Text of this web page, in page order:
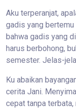
Aku terperanjat,
gadis yang bertemu
bahwa gadis yang
harus berbohong,
semester. Jelas-
Ku abaikan
cerita Jani.
cepat tanpa